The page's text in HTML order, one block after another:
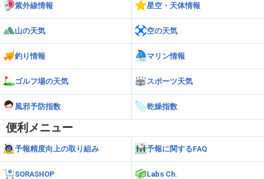
紫外線情報 星空・天体情報
山の天気 空の天気
釣り情報 マリン情報
ゴルフ場の天気 スポーツ天気
風邪予防指数 乾燥指数
便利メニュー
予報精度向上の取り組み 予報に関するFAQ
SORASHOP Labs Ch.